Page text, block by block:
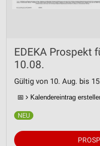
EDEKA Prospekt
10.08.
Gültig von 10. Aug. bis
📅 Kalendereintrag